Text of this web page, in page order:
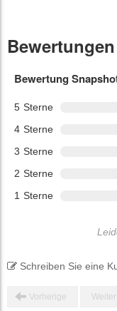
Bewertungen
Bewertung
5 Sterne
4 Sterne
3 Sterne
2 Sterne
1 Sterne
Schreiben Sie eine
Vorherige Weiter